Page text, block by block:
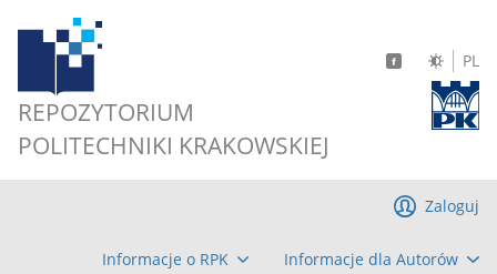
REPOZYTORIUM
POLITECHNIKI KRAKOWSKIEJ
PL
Informacje o RPK Informacje dla Autorów
Zaloguj